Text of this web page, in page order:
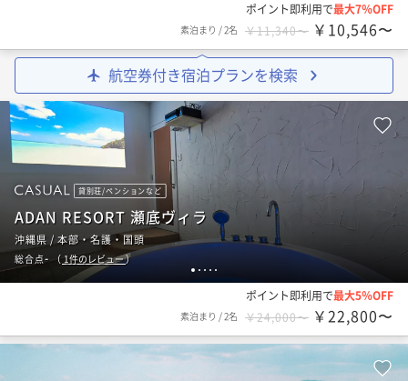
ポイント即利用で最大7％OFF
素泊まり /2名 ￥11,340〜 ￥10,546〜
航空券付き宿泊プランを検索
1 2 3 4 5
貸別荘/ペンションなど
ADAN RESORT 瀬底ヴィラ
沖縄県 / 本部・名護・国頭
総合点- （ 1件のレビュー）
ポイント即利用で最大5％OFF
素泊まり /2名 ￥24,000〜 ￥22,800〜